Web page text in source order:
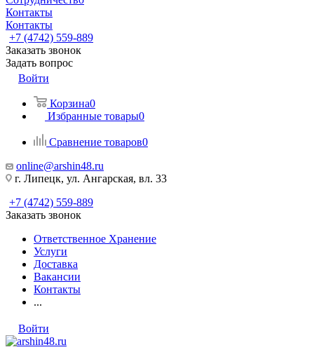
Контакты
Контакты
+7 (4742) 559-889
Заказать звонок
Задать вопрос
Войти
Корзина0
Избранные товары0
Сравнение товаров0
online@arshin48.ru
г. Липецк, ул. Ангарская, вл. 33
+7 (4742) 559-889
Заказать звонок
Ответственное Хранение
Услуги
Доставка
Вакансии
Контакты
...
Войти